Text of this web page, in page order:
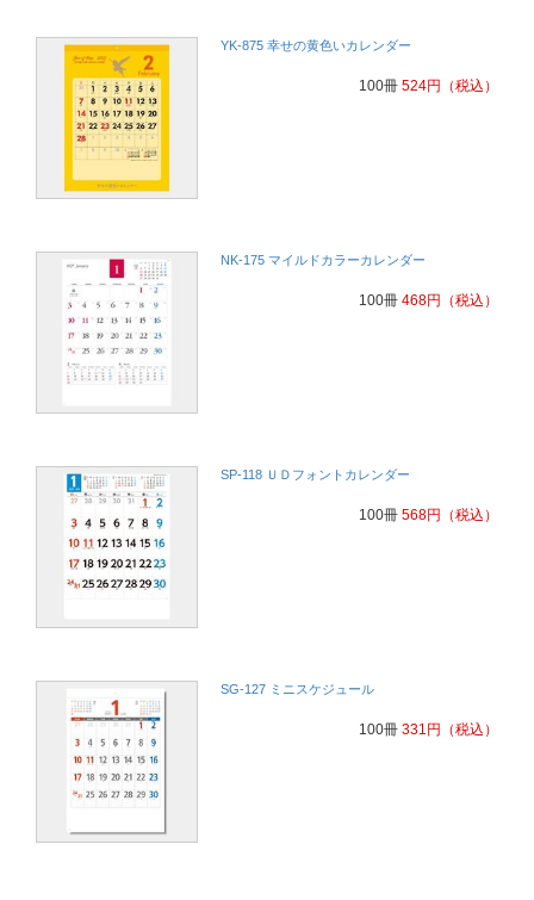
YK-875 幸せの黄色いカレンダー
100冊 524円 （税込）
NK-175 マイルドカラーカレンダー
100冊 468円 （税込）
SP-118 ＵＤフォントカレンダー
100冊 568円 （税込）
SG-127 ミニスケジュール
100冊 331円 （税込）